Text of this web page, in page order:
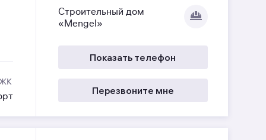
Строительный дом
«Mengel»
Показать телефон
Перезвоните мне